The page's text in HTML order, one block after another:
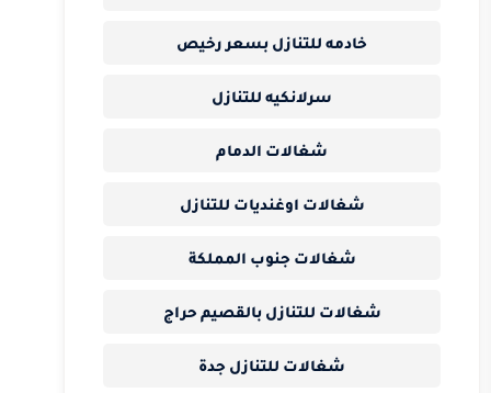
خادمه للتنازل بسعر رخيص
سرلانكيه للتنازل
شغالات الدمام
شغالات اوغنديات للتنازل
شغالات جنوب المملكة
شغالات للتنازل بالقصيم حراج
شغالات للتنازل جدة